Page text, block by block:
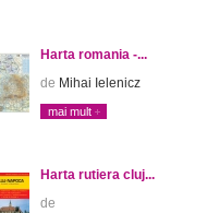
Harta romania -...
de Mihai Ielenicz
mai mult
Harta rutiera cluj...
de